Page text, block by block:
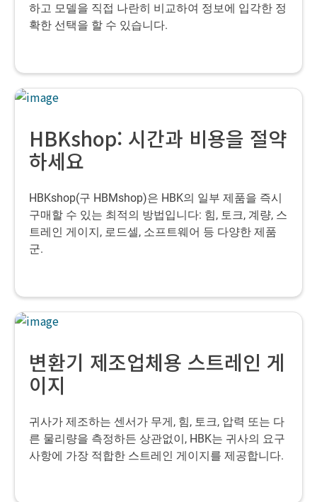
하고 모델을 직접 나란히 비교하여 정보에 입각한 정
확한 선택을 할 수 있습니다.
HBKshop: 시간과 비용을 절약
하세요
HBKshop(구 HBMshop)은 HBK의 일부 제품을 즉시
구매할 수 있는 최적의 방법입니다: 힘, 토크, 계량, 스
트레인 게이지, 로드셀, 소프트웨어 등 다양한 제품
군.
변환기 제조업체용 스트레인 게
이지
귀사가 제조하는 센서가 무게, 힘, 토크, 압력 또는 다
른 물리량을 측정하든 상관없이, HBK는 귀사의 요구
사항에 가장 적합한 스트레인 게이지를 제공합니다.